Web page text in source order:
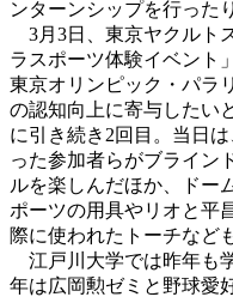
ンターンシップを行った
3月3日、東京ヤクルト
ラスポーツ体験イベント
東京オリンピック・パラ
の認知向上に寄与したい
に引き続き2回目。当日
った参加者らがブライン
ルを楽しんだほか、ドー
ポーツの用具やリオと平
際に使われたトーチなど
江戸川大学では昨年も
年は広岡勲ゼミと野球愛